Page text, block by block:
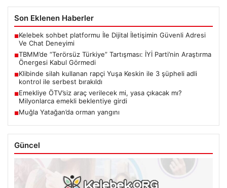
Son Eklenen Haberler
■Kelebek sohbet platformu İle Dijital İletişimin Güvenli Adresi
Ve Chat Deneyimi
■TBMM’de “Terörsüz Türkiye” Tartışması: İYİ Parti’nin Araştırma
Önergesi Kabul Görmedi
■Klibinde silah kullanan rapçi Yuşa Keskin ile 3 şüpheli adli
kontrol ile serbest bırakıldı
■Emekliye ÖTV’siz araç verilecek mi, yasa çıkacak mı?
Milyonlarca emekli beklentiye girdi
■Muğla Yatağan’da orman yangını
Güncel